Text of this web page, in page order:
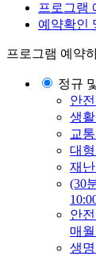
프로그램
예약확인
프로그램 예약하
정규
안
생
교
대
재
(30
안
매
생